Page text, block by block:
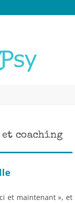
à
d'attachement,
art-thérapie,
gestalt
coaching
et maintenant », et